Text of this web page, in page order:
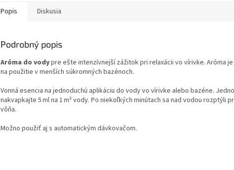
Popis Diskusia
Podrobný popis
Aróma do vodypre ešte intenzívnejší zážitok pri relaxácii vo vírivke. Aróma
na použitie v menších súkromných bazénoch.
Vonná esencia na jednoduchú aplikáciu do vody vo vírivke alebo bazéne.
nakvapkajte 5 ml na 1 m³ vody. Po niekoľkých minútach sa nad vodou rozptýli
vôňa.
Možno použiť aj s automatickým dávkovačom.